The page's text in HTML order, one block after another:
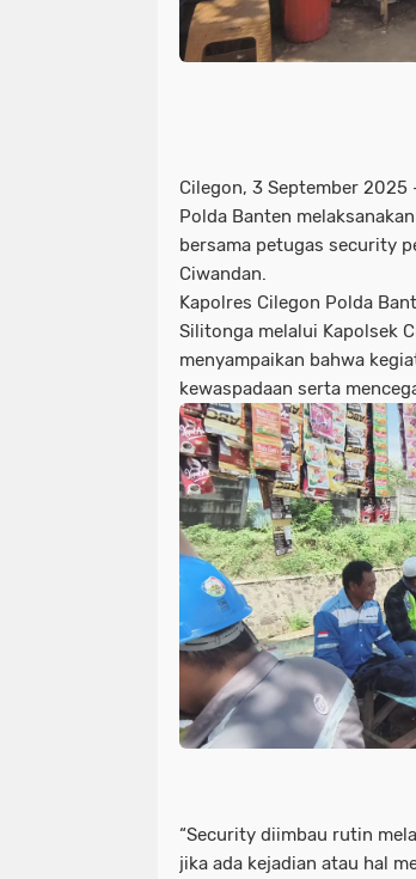
Cilegon, 3 September 2025
Polda Banten
bersama petugas security
Ciwandan.
Kapolres Cilegon Polda
Silitonga melalui Kapolsek
menyampaikan bahwa
kewaspadaan serta
“Security diimbau rutin
jika ada kejadian atau hal